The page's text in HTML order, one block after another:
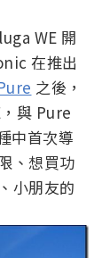
WE 開
在推出
之後，
與 Pure
中首次導
、想買功
小朋友的